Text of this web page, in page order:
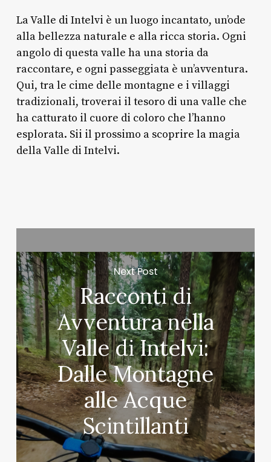
La Valle di Intelvi è un luogo incantato, un’ode
alla bellezza naturale e alla ricca storia. Ogni
angolo di questa valle ha una storia da
raccontare, e ogni passeggiata è un’avventura.
Qui, tra le cime delle montagne e i villaggi
tradizionali, troverai il tesoro di una valle che
ha catturato il cuore di coloro che l’hanno
esplorata. Sii il prossimo a scoprire la magia
della Valle di Intelvi.
Next Post
Racconti di
Avventura nella
Valle di Intelvi:
Dalle Montagne
alle Acque
Scintillanti